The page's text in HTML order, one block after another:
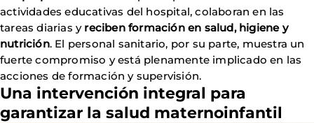
actividades educativas del hospital, colaboran en las
tareas diarias y reciben formación en salud, higiene y
nutrición. El personal sanitario, por su parte, muestra un
fuerte compromiso y está plenamente implicado en las
acciones de formación y supervisión.
Una intervención integral para
garantizar la salud maternoinfantil